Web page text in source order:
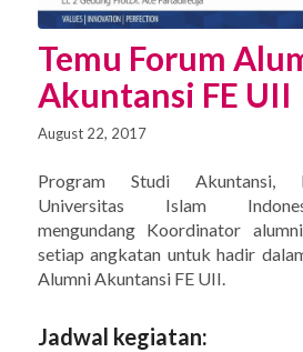
Temu Forum
Akuntansi FE UII
August 22, 2017
Program Studi Akuntansi,
Universitas Islam
mengundang Koordinator
setiap angkatan untuk hadir
Alumni Akuntansi FE UII.
Jadwal kegiatan: